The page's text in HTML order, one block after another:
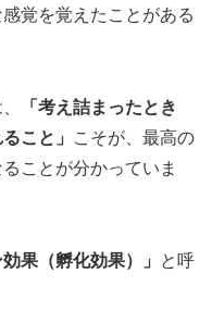
覚を覚えたことがある
「考え詰まったとき
こと」
こそが、最高の
ことが分かっていま
果（孵化効果）」
と呼